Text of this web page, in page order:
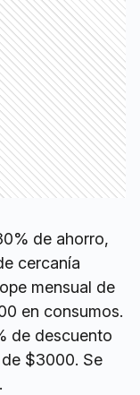
de ahorro,
cercanía
mensual de
en consumos.
de descuento
$3000. Se